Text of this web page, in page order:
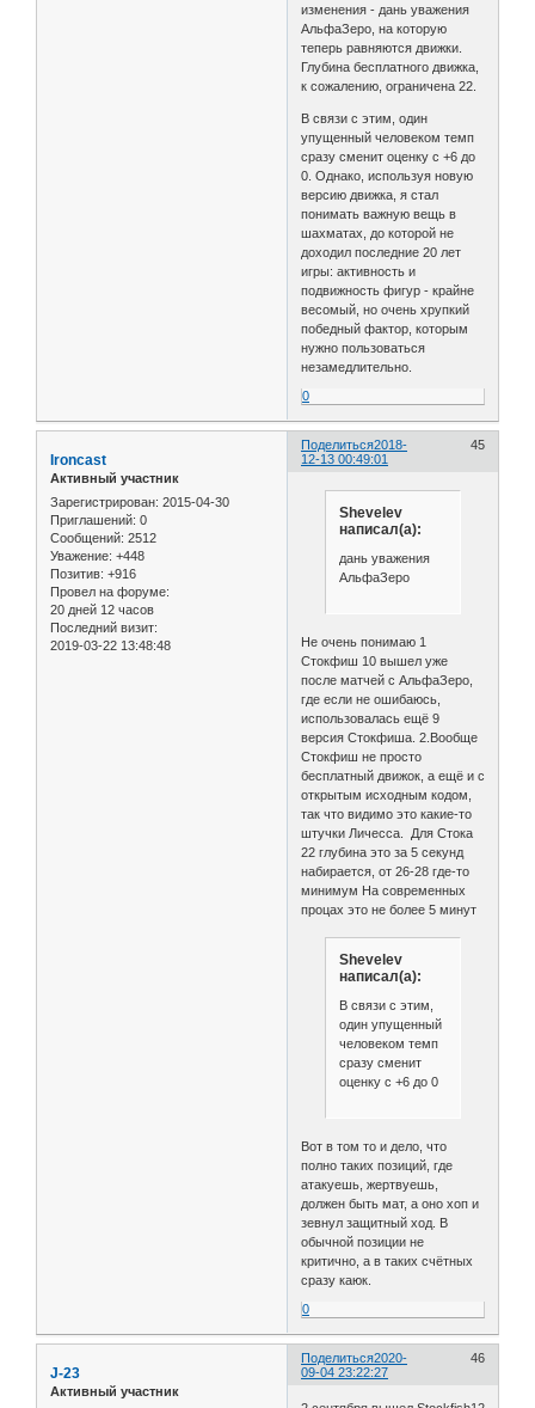
изменения - дань уважения
АльфаЗеро, на которую
теперь равняются движки.
Глубина бесплатного движка,
к сожалению, ограничена 22.
В связи с этим, один
упущенный человеком темп
сразу сменит оценку с +6 до
0. Однако, используя новую
версию движка, я стал
понимать важную вещь в
шахматах, до которой не
доходил последние 20 лет
игры: активность и
подвижность фигур - крайне
весомый, но очень хрупкий
победный фактор, которым
нужно пользоваться
незамедлительно.
0
Поделиться 45
2018-
12-13 00:49:01
Ironcast
Активный участник
Зарегистрирован: 2015-04-30
Приглашений: 0
Сообщений: 2512
Уважение: +448
Позитив: +916
Провел на форуме:
20 дней 12 часов
Последний визит:
2019-03-22 13:48:48
Shevelev
написал(а):
дань уважения
АльфаЗеро
Не очень понимаю 1
Стокфиш 10 вышел уже
после матчей с АльфаЗеро,
где если не ошибаюсь,
использовалась ещё 9
версия Стокфиша. 2.Вообще
Стокфиш не просто
бесплатный движок, а ещё и с
открытым исходным кодом,
так что видимо это какие-то
штучки Личесса. Для Стока
22 глубина это за 5 секунд
набирается, от 26-28 где-то
минимум На современных
процах это не более 5 минут
Shevelev
написал(а):
В связи с этим,
один упущенный
человеком темп
сразу сменит
оценку с +6 до 0
Вот в том то и дело, что
полно таких позиций, где
атакуешь, жертвуешь,
должен быть мат, а оно хоп и
зевнул защитный ход. В
обычной позиции не
критично, а в таких счётных
сразу каюк.
0
Поделиться 46
2020-
09-04 23:22:27
J-23
Активный участник